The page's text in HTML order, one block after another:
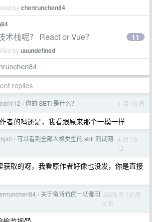
bychenrunchen84
术栈呢？ React or Vue？
byuuundefined
11
replies
› 你的 SBTI 是什么？ 4 月 10 日
者的吗还是，我看跟原来那个一模一样
› 可以看到全部人格类型的 sbti 测试网
4 月 10
日
获取的呀，我看原作者好像也没发，你是直接
› 关于龟背竹的一切都可 2025 年 12 月
9 日